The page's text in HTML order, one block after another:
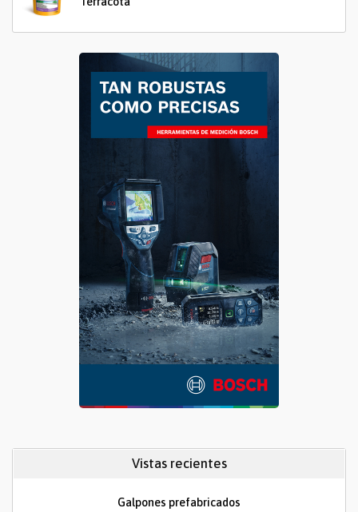
Vistas recientes
Galpones prefabricados